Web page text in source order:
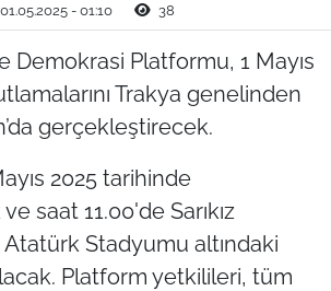
01.05.2025 - 01:10 38
Demokrasi Platformu, 1 Mayıs
Trakya genelinden
gerçekleştirecek.
2025 tarihinde
saat 11.00'de Sarıkız
Atatürk Stadyumu altındaki
Platform yetkilileri, tüm